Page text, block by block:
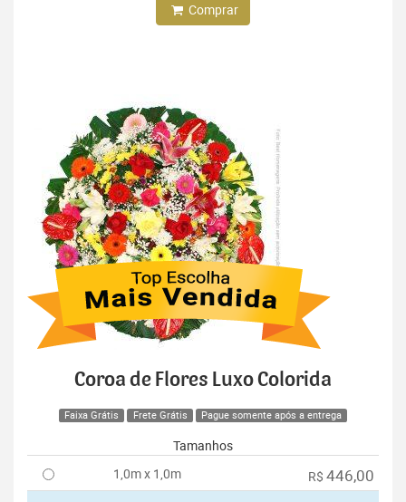
Comprar
Coroa de Flores Luxo Colorida
Faixa Grátis Frete Grátis Pague somente após a entrega
Tamanhos
1,0m x 1,0m
R$ 446,00